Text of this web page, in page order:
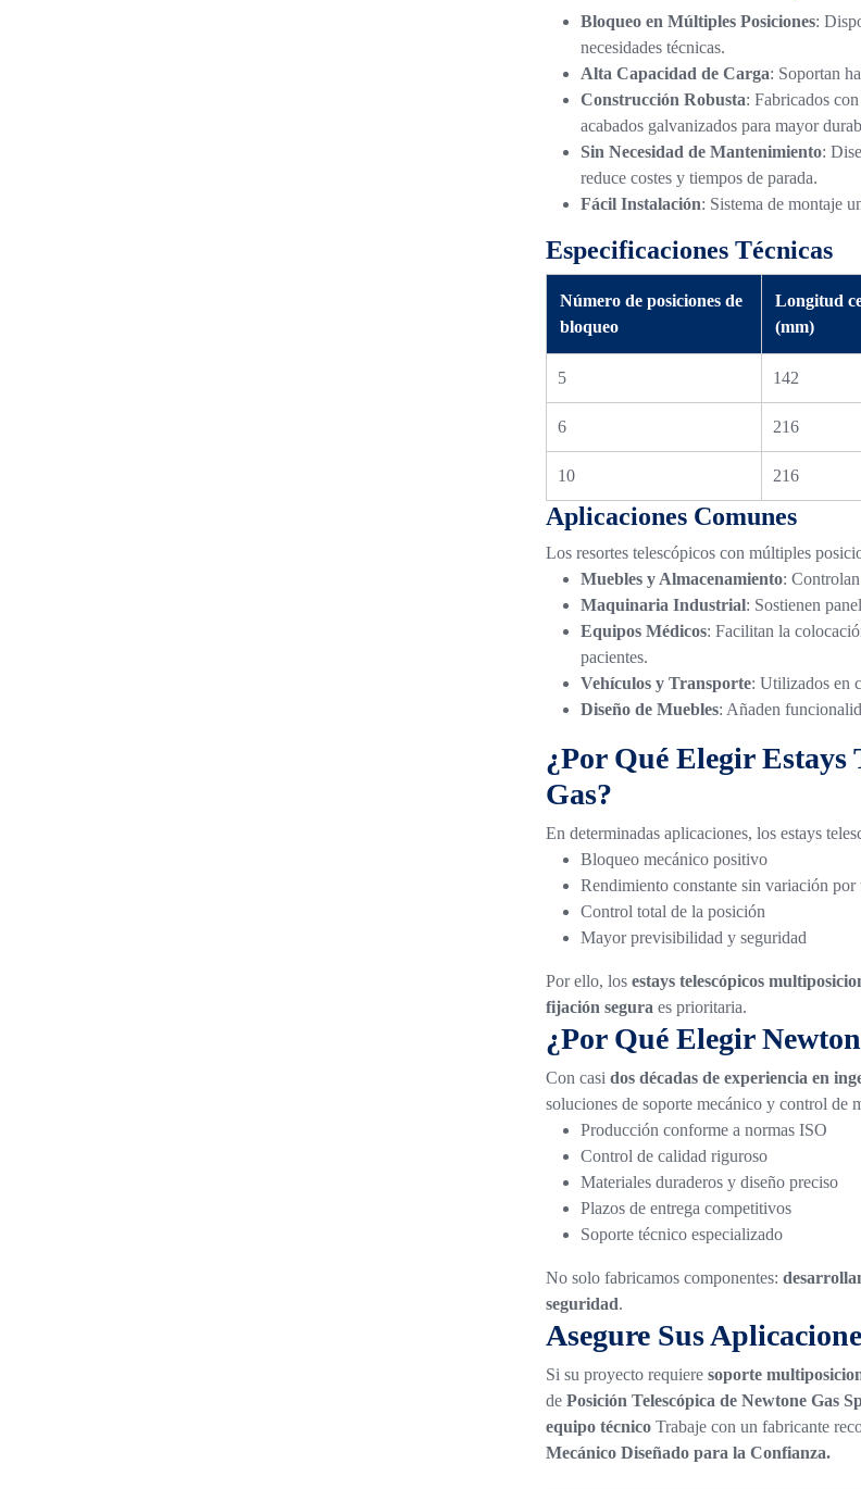
Bloqueo en Múltiples Posiciones:
necesidades técnicas.
Alta Capacidad de Carga: Soportan
Construcción Robusta: Fabricados
acabados galvanizados para mayor
Sin Necesidad de Mantenimiento:
reduce costes y tiempos de parada.
Fácil Instalación: Sistema de montaje
Especificaciones Técnicas
Número de posiciones de
bloqueo
Longitud
(mm)
5 142
6 216
10 216
Aplicaciones Comunes
Los resortes telescópicos con múltiples
Muebles y Almacenamiento:
Maquinaria Industrial: Sostienen
Equipos Médicos: Facilitan la
pacientes.
Vehículos y Transporte: Utilizados en
Diseño de Muebles: Añaden
¿Por Qué Elegir Estays
Gas?
En determinadas aplicaciones, los estays
Bloqueo mecánico positivo
Rendimiento constante sin variación por
Control total de la posición
Mayor previsibilidad y seguridad
Por ello, los estays telescópicos
fijación segura es prioritaria.
¿Por Qué Elegir
Con casi dos décadas de experiencia en
soluciones de soporte mecánico y control de
Producción conforme a normas ISO
Control de calidad riguroso
Materiales duraderos y diseño preciso
Plazos de entrega competitivos
Soporte técnico especializado
No solo fabricamos componentes:
seguridad.
Asegure Sus
Si su proyecto requiere soporte
de Posición Telescópica de Newtone Gas
equipo técnico Trabaje con un fabricante
Mecánico Diseñado para la Confianza.